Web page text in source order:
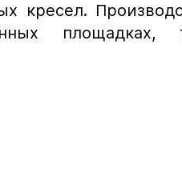
покрытий.
кресел.
площадках,